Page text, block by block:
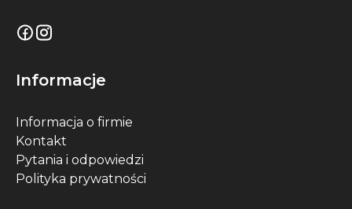
Informacje
Informacja o firmie
Kontakt
Pytania i odpowiedzi
Polityka prywatności